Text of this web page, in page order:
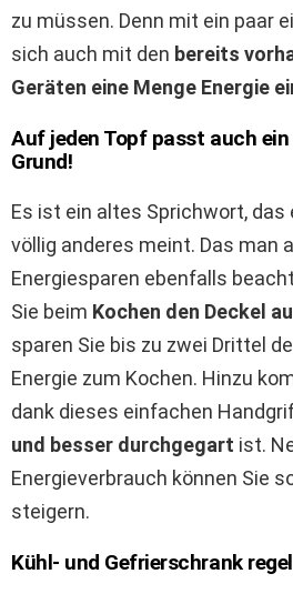
zu müssen. Denn mit ein paar
sich auch mit den bereits
Geräten eine Menge Energie
Auf jeden Topf passt auch
Grund!
Es ist ein altes Sprichwort,
völlig anderes meint. Das man
Energiesparen ebenfalls
Sie beim Kochen den Deckel
sparen Sie bis zu zwei Drittel
Energie zum Kochen. Hinzu
dank dieses einfachen
und besser durchgegart ist.
Energieverbrauch können Sie
steigern.
Kühl- und Gefrierschrank